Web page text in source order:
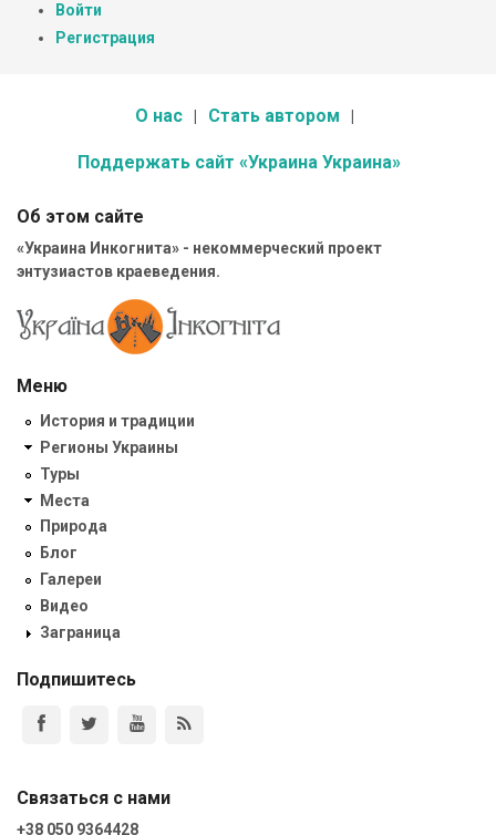
Войти
Регистрация
О нас Стать автором
Поддержать сайт «Украина Украина»
Об этом сайте
«Украина Инкогнита» - некоммерческий проект
энтузиастов краеведения.
Меню
История и традиции
Регионы Украины
Туры
Места
Природа
Блог
Галереи
Видео
Заграница
Подпишитесь
Связаться с нами
+38 050 9364428